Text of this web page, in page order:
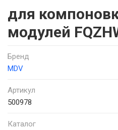
для
модулей
Бренд
MDV
Артикул
500978
Каталог